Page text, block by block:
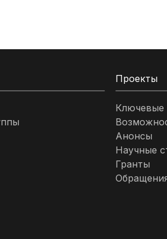
Проекты
Ключевые
Анонсы
Научные
Гранты